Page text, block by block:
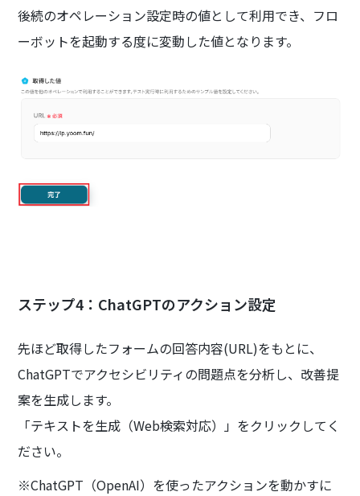
後続のオペレーション設定時の値として利用でき、フロ
ーボットを起動する度に変動した値となります。
ステップ4：ChatGPTのアクション設定
先ほど取得したフォームの回答内容(URL)をもとに、
ChatGPTでアクセシビリティの問題点を分析し、改善提
案を生成します。
「テキストを生成（Web検索対応）」をクリックしてく
ださい。
※ChatGPT（OpenAI）を使ったアクションを動かすに